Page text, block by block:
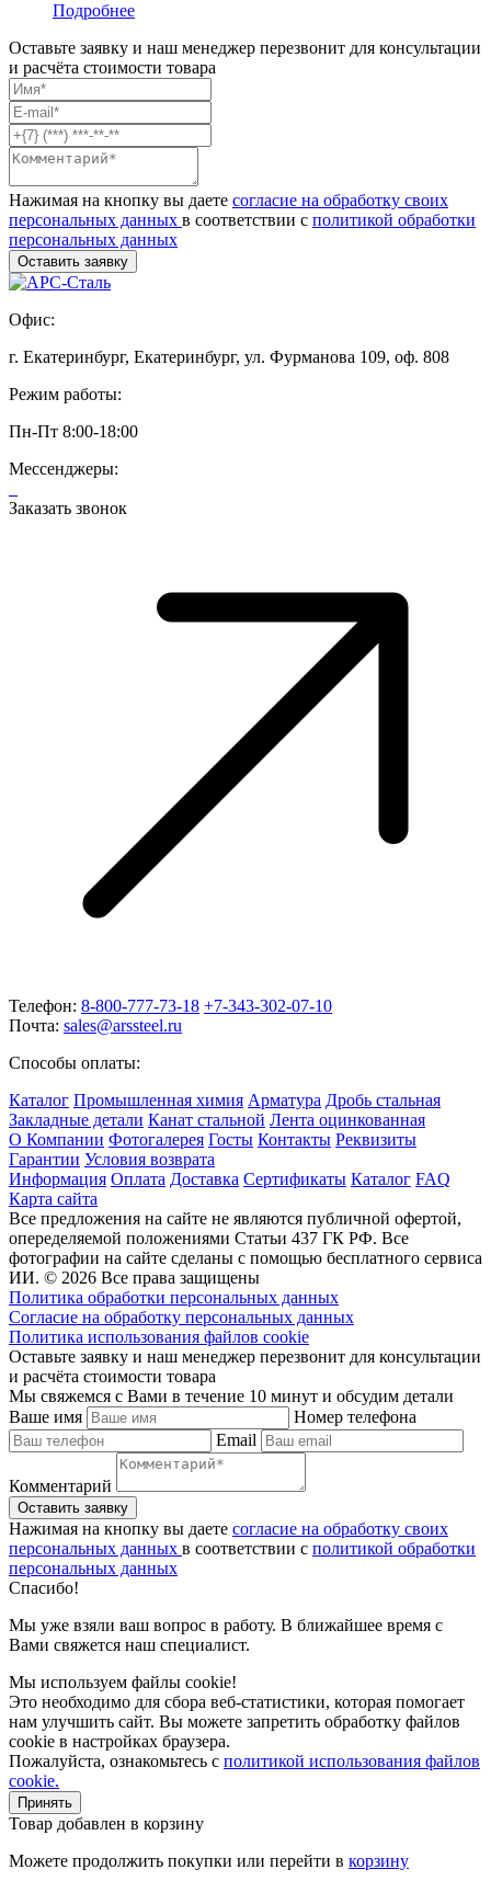
Подробнее
Оставьте заявку и наш менеджер перезвонит для консультации
и расчёта стоимости товара
Нажимая на кнопку вы даете согласие на обработку своих
персональных данных в соответствии с политикой обработки
персональных данных
Офис:
г. Екатеринбург, Екатеринбург, ул. Фурманова 109, оф. 808
Режим работы:
Пн-Пт 8:00-18:00
Мессенджеры:
Заказать звонок
Телефон: 8-800-777-73-18 +7-343-302-07-10
Почта: sales@arssteel.ru
Способы оплаты:
Каталог Промышленная химия Арматура Дробь стальная
Закладные детали Канат стальной Лента оцинкованная
О Компании Фотогалерея Госты Контакты Реквизиты
Гарантии Условия возврата
Информация Оплата Доставка Сертификаты Каталог FAQ
Карта сайта
Все предложения на сайте не являются публичной офертой,
опеределяемой положениями Статьи 437 ГК РФ. Все
фотографии на сайте сделаны с помощью бесплатного сервиса
ИИ. © 2026 Все права защищены
Политика обработки персональных данных
Согласие на обработку персональных данных
Политика использования файлов cookie
Оставьте заявку и наш менеджер перезвонит для консультации
и расчёта стоимости товара
Мы свяжемся с Вами в течение 10 минут и обсудим детали
Ваше имя
Номер телефона
Email
Комментарий
Нажимая на кнопку вы даете согласие на обработку своих
персональных данных в соответствии с политикой обработки
персональных данных
Спасибо!
Мы уже взяли ваш вопрос в работу. В ближайшее время с
Вами свяжется наш специалист.
Мы используем файлы cookie!
Это необходимо для сбора веб-статистики, которая помогает
нам улучшить сайт. Вы можете запретить обработку файлов
cookie в настройках браузера.
Пожалуйста, ознакомьтесь с политикой использования файлов
cookie.
Принять
Товар добавлен в корзину
Можете продолжить покупки или перейти в корзину